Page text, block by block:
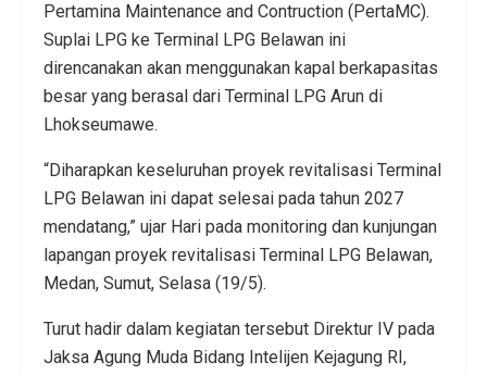
Pertamina Maintenance and Contruction (PertaMC).
Suplai LPG ke Terminal LPG Belawan ini
direncanakan akan menggunakan kapal berkapasitas
besar yang berasal dari Terminal LPG Arun di
Lhokseumawe.
“Diharapkan keseluruhan proyek revitalisasi Terminal
LPG Belawan ini dapat selesai pada tahun 2027
mendatang,” ujar Hari pada monitoring dan kunjungan
lapangan proyek revitalisasi Terminal LPG Belawan,
Medan, Sumut, Selasa (19/5).
Turut hadir dalam kegiatan tersebut Direktur IV pada
Jaksa Agung Muda Bidang Intelijen Kejagung RI,